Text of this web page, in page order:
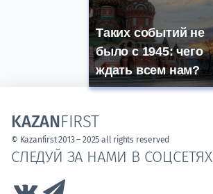
Таких событий не
было с 1945: чего
ждать всем нам?
СЛЕДУЙ ЗА НАМИ В СОЦСЕТЯХ
Link to Vk
KAZANFIRST
© Kazanfirst 2013 – 2025 all rights reserved